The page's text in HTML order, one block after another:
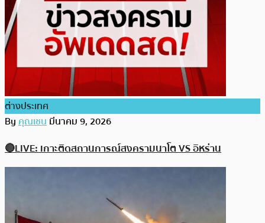
ต่างประเทศ
Byคุณเชนมีนาคม 9, 2026
🔴LIVE: เกาะติดสถานการณ์สงครามนาโต VS อิหร่าน